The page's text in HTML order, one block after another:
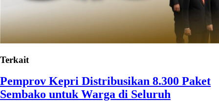
Terkait
Pemprov Kepri Distribusikan 8.300 Paket
Sembako untuk Warga di Seluruh